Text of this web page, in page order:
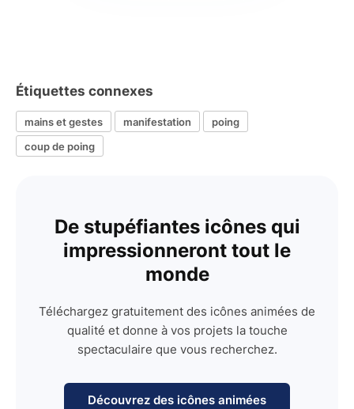
Étiquettes connexes
mains et gestes manifestation
poing
coup de poing
De stupéfiantes icônes qui
impressionneront tout le
monde
Téléchargez gratuitement des icônes animées de
qualité et donne à vos projets la touche
spectaculaire que vous recherchez.
Découvrez des icônes animées